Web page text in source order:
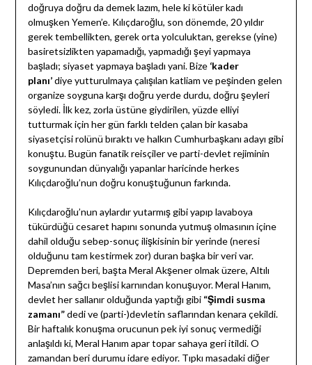
doğruya doğru da demek lazım, hele ki kötüler kadı
olmuşken Yemen’e. Kılıçdaroğlu, son dönemde, 20 yıldır
gerek tembellikten, gerek orta yolculuktan, gerekse (yine)
basiretsizlikten yapamadığı, yapmadığı şeyi yapmaya
başladı; siyaset yapmaya başladı yani. Bize ‘kader
planı’diye yutturulmaya çalışılan katliam ve peşinden gelen
organize soyguna karşı doğru yerde durdu, doğru şeyleri
söyledi. İlk kez, zorla üstüne giydirilen, yüzde elliyi
tutturmak için her gün farklı telden çalan bir kasaba
siyasetçisi rolünü bıraktı ve halkın Cumhurbaşkanı adayı gibi
konuştu. Bugün fanatik reisçiler ve parti-devlet rejiminin
soygunundan dünyalığı yapanlar haricinde herkes
Kılıçdaroğlu’nun doğru konuştuğunun farkında.
Kılıçdaroğlu’nun aylardır yutarmış gibi yapıp lavaboya
tükürdüğü cesaret hapını sonunda yutmuş olmasının içine
dahil olduğu sebep-sonuç ilişkisinin bir yerinde (neresi
olduğunu tam kestirmek zor) duran başka bir veri var.
Depremden beri, başta Meral Akşener olmak üzere, Altılı
Masa’nın sağcı beşlisi karnından konuşuyor. Meral Hanım,
devlet her sallanır olduğunda yaptığı gibi “Şimdi susma
zamanı”dedi ve (parti-)devletin saflarından kenara çekildi.
Bir haftalık konuşma orucunun pek iyi sonuç vermediği
anlaşıldı ki, Meral Hanım apar topar sahaya geri itildi. O
zamandan beri durumu idare ediyor. Tıpkı masadaki diğer